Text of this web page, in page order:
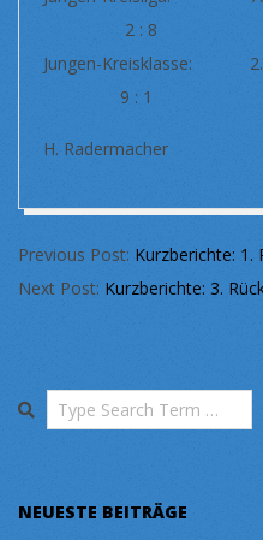
2 : 8
Jungen-Kreisklasse:
9 : 1
H. Radermacher
01-
30
Previous Post: Kurzberichte: 1.
Next Post: Kurzberichte: 3.
Search
NEUESTE BEITRÄGE